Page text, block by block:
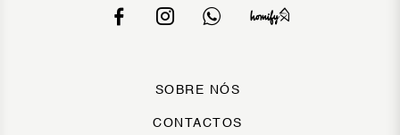
SOBRE NÓS
CONTACTOS